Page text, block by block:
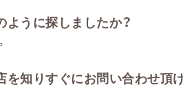
ように探しましたか？
を知りすぐにお問い合わせ頂